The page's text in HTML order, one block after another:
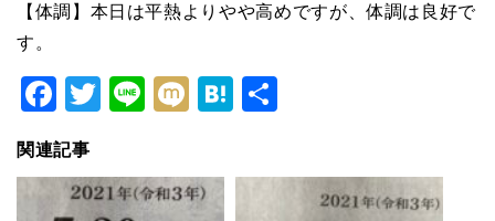
【体調】本日は平熱よりやや高めですが、体調は良好で
す。
Facebook
Twitter
LineMixiHatena
関連記事